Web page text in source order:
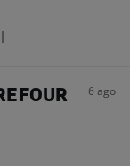
6 ago